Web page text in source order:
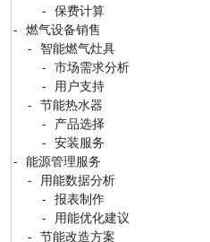
    - 保费计算
- 燃气设备销售
  - 智能燃气灶具
    - 市场需求分析
    - 用户支持
  - 节能热水器
    - 产品选择
    - 安装服务
- 能源管理服务
  - 用能数据分析
    - 报表制作
    - 用能优化建议
  - 节能改造方案